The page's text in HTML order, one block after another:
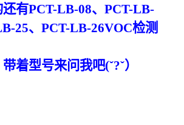
还有PCT-LB-08、PCT-LB-
25、PCT-LB-26VOC检测
着型号来问我吧(ˇ?ˇ）